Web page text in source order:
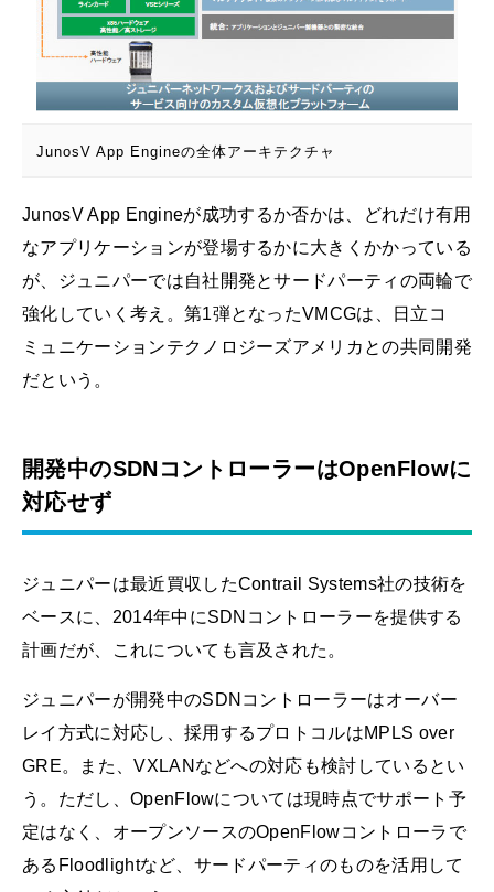
JunosV App Engineの全体アーキテクチャ
JunosV App Engineが成功するか否かは、どれだけ有用
なアプリケーションが登場するかに大きくかかっている
が、ジュニパーでは自社開発とサードパーティの両輪で
強化していく考え。第1弾となったVMCGは、日立コ
ミュニケーションテクノロジーズアメリカとの共同開発
だという。
開発中のSDNコントローラーはOpenFlowに
対応せず
ジュニパーは最近買収したContrail Systems社の技術を
ベースに、2014年中にSDNコントローラーを提供する
計画だが、これについても言及された。
ジュニパーが開発中のSDNコントローラーはオーバー
レイ方式に対応し、採用するプロトコルはMPLS over
GRE。また、VXLANなどへの対応も検討しているとい
う。ただし、OpenFlowについては現時点でサポート予
定はなく、オープンソースのOpenFlowコントローラで
あるFloodlightなど、サードパーティのものを活用して